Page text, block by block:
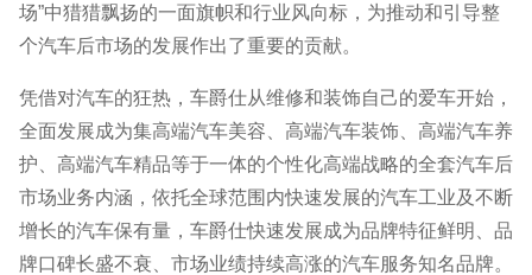
场”中猎猎飘扬的一面旗帜和行业风向标，为推动和引导整
个汽车后市场的发展作出了重要的贡献。
凭借对汽车的狂热，车爵仕从维修和装饰自己的爱车开始，
全面发展成为集高端汽车美容、高端汽车装饰、高端汽车养
护、高端汽车精品等于一体的个性化高端战略的全套汽车后
市场业务内涵，依托全球范围内快速发展的汽车工业及不断
增长的汽车保有量，车爵仕快速发展成为品牌特征鲜明、品
牌口碑长盛不衰、市场业绩持续高涨的汽车服务知名品牌。